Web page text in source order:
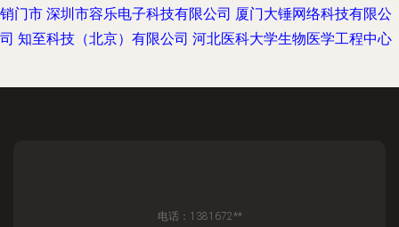
销门市 深圳市容乐电子科技有限公司 厦门大锤网络科技有限公
司 知至科技（北京）有限公司 河北医科大学生物医学工程中心
电话：1381672**